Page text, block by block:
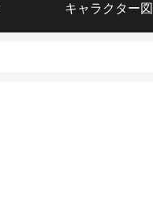
キャラクター